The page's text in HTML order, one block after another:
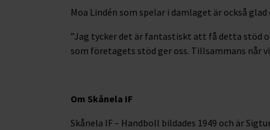
Moa Lindén som spelar i damlaget är också
”Jag tycker det är fantastiskt att få detta stöd
som företagets stöd ger oss. Tillsammans når vi
Om Skånela IF
Skånela IF – Handboll bildades 1949 och är